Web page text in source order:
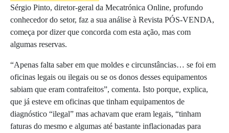
Sérgio Pinto, diretor-geral da Mecatrónica Online, profundo
conhecedor do setor, faz a sua análise à Revista PÓS-VENDA,
começa por dizer que concorda com esta ação, mas com
algumas reservas.
“Apenas falta saber em que moldes e circunstâncias… se foi em
oficinas legais ou ilegais ou se os donos desses equipamentos
sabiam que eram contrafeitos”, comenta. Isto porque, explica,
que já esteve em oficinas que tinham equipamentos de
diagnóstico “ilegal” mas achavam que eram legais, “tinham
faturas do mesmo e algumas até bastante inflacionadas para